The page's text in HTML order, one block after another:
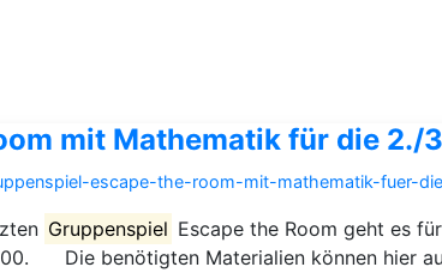
mit Mathematik für die 2./
escape-the-room-mit-mathematik-fuer-
Gruppenspiel Escape the Room geht es
Die benötigten Materialien können hier